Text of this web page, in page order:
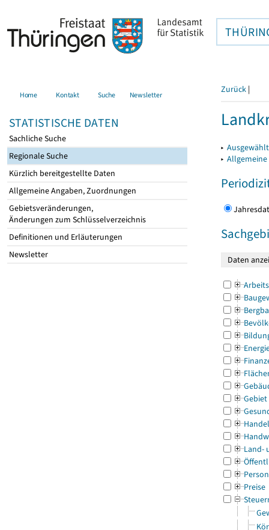
Home Kontakt Suche Newsletter
STATISTISCHE DATEN
Sachliche Suche
Regionale Suche
Kürzlich bereitgestellte Daten
Allgemeine Angaben, Zuordnungen
Gebietsveränderungen,
Änderungen zum Schlüsselverzeichnis
Definitionen und Erläuterungen
Newsletter
Zurück |
▸
▸
Gebiet
Land-
Preise